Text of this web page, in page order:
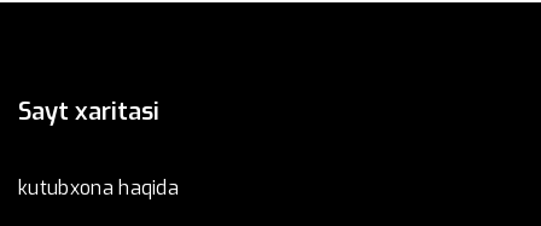
Sayt xaritasi
kutubxona haqida